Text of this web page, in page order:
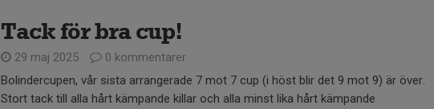
Tack för bra cup!
29 maj 2025
0 kommentarer
Bolindercupen, vår sista arrangerade 7 mot 7 cup (i höst blir det 9 mot 9) är över.
Stort tack till alla hårt kämpande killar och alla minst lika hårt kämpande